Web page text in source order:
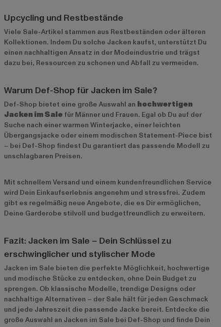
Upcycling und Restbestände
Viele Sale-Artikel stammen aus Restbeständen oder älteren
Kollektionen. Indem Du solche Jacken kaufst, unterstützt Du
einen nachhaltigen Ansatz in der Modeindustrie und trägst
dazu bei, Ressourcen zu schonen und Abfall zu vermeiden.
Warum Def-Shop für Jacken im Sale?
Def-Shop bietet eine große Auswahl an hochwertigen
Jacken im Sale für Männer und Frauen. Egal ob Du auf der
Suche nach einer warmen Winterjacke, einer leichten
Übergangsjacke oder einem modischen Statement-Piece bist
– bei Def-Shop findest Du garantiert das passende Modell zu
unschlagbaren Preisen.
Mit schnellem Versand und einem kundenfreundlichen Service
wird Dein Einkaufserlebnis angenehm und stressfrei. Zudem
gibt es regelmäßig neue Angebote, die es Dir ermöglichen,
Deine Garderobe stilvoll und budgetfreundlich zu erweitern.
Fazit: Jacken im Sale – Dein Schlüssel zu
erschwinglicher und stylischer Mode
Jacken im Sale bieten die perfekte Möglichkeit, hochwertige
und modische Stücke zu entdecken, ohne Dein Budget zu
sprengen. Ob klassische Modelle, trendige Designs oder
nachhaltige Alternativen – der Sale hält für jeden Geschmack
und jede Jahreszeit die passende Jacke bereit. Entdecke die
große Auswahl an Jacken im Sale bei Def-Shop und finde Dein